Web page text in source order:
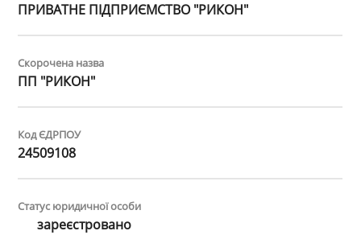
ПРИВАТНЕ ПІДПРИЄМСТВО "РИКОН"
Скорочена назва
ПП "РИКОН"
Код ЄДРПОУ
24509108
Статус юридичної особи
зареєстровано